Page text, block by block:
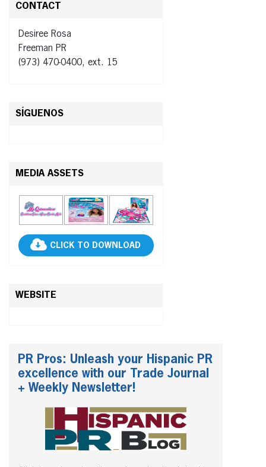
CONTACT
Desiree Rosa
Freeman PR
(973) 470-0400, ext. 15
SÍGUENOS
MEDIA ASSETS
CLICK TO DOWNLOAD
WEBSITE
PR Pros: Unleash your Hispanic PR
excellence with our Trade Journal
+ Weekly Newsletter!